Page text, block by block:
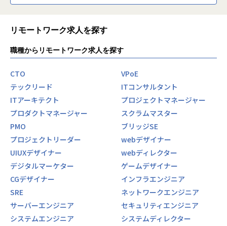
リモートワーク求人を探す
職種からリモートワーク求人を探す
CTO
VPoE
テックリード
ITコンサルタント
ITアーキテクト
プロジェクトマネージャー
プロダクトマネージャー
スクラムマスター
PMO
ブリッジSE
プロジェクトリーダー
webデザイナー
UIUXデザイナー
webディレクター
デジタルマーケター
ゲームデザイナー
CGデザイナー
インフラエンジニア
SRE
ネットワークエンジニア
サーバーエンジニア
セキュリティエンジニア
システムエンジニア
システムディレクター